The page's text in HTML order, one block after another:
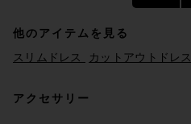
他のアイテムを見る
スリムドレス
カットアウトドレス
アクセサリー